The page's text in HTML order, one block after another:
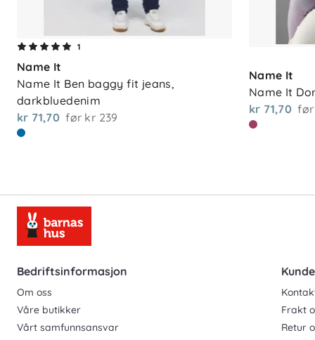
Kan strykes på moderat temperatur.
1
Name It
Name It Ben baggy fit jeans,
darkbluedenim
kr 71,70 før kr 239
Name It
Name It
kr 71,70 før
Bedriftsinformasjon
Om oss
Våre butikker
Vårt samfunnsansvar
Frakt
Retur